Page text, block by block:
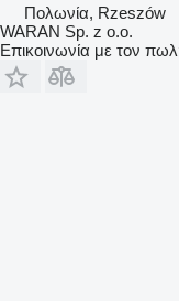
Πολωνία, Rzeszów
WARAN Sp. z o.o.
Επικοινωνία με τον